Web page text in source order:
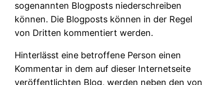
sogenannten Blogposts niederschreiben
können. Die Blogposts können in der Regel
von Dritten kommentiert werden.
Hinterlässt eine betroffene Person einen
Kommentar in dem auf dieser Internetseite
veröffentlichten Blog, werden neben den von